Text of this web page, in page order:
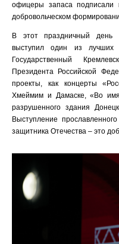
офицеры запаса подписали
добровольческом
В этот праздничный день
выступил один из лучших
Государственный
Президента Российской
проекты, как концерты
Хмеймим и Дамаске, «Во
разрушенного здания
Выступление
защитника Отечества – это